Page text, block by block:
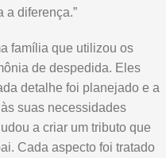
a diferença.”
família que utilizou os
de despedida. Eles
detalhe foi planejado e a
suas necessidades
a criar um tributo que
Cada aspecto foi tratado